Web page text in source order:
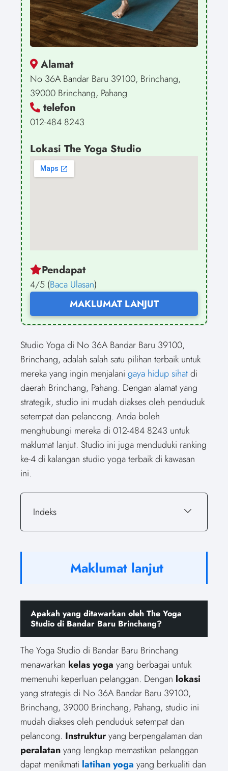
Alamat
No 36A Bandar Baru 39100, Brinchang,
39000 Brinchang, Pahang
telefon
012-484 8243
Lokasi The Yoga Studio
Pendapat
4/5 (Baca Ulasan)
MAKLUMAT LANJUT
Studio Yoga di No 36A Bandar Baru 39100,
Brinchang, adalah salah satu pilihan terbaik untuk
mereka yang ingin menjalani gaya hidup sihatdi
daerah Brinchang, Pahang. Dengan alamat yang
strategik, studio ini mudah diakses oleh penduduk
setempat dan pelancong. Anda boleh
menghubungi mereka di 012-484 8243 untuk
maklumat lanjut. Studio ini juga menduduki ranking
ke-4 di kalangan studio yoga terbaik di kawasan
ini.
Indeks
Maklumat lanjut
Apakah yang ditawarkan oleh The Yoga
Studio di Bandar Baru Brinchang?
The Yoga Studio di Bandar Baru Brinchang
menawarkan kelas yoga yang berbagai untuk
memenuhi keperluan pelanggan. Dengan lokasi
yang strategis di No 36A Bandar Baru 39100,
Brinchang, 39000 Brinchang, Pahang, studio ini
mudah diakses oleh penduduk setempat dan
pelancong. Instrukturyang berpengalaman dan
peralatanyang lengkap memastikan pelanggan
dapat menikmati latihan yoga yang berkualiti dan